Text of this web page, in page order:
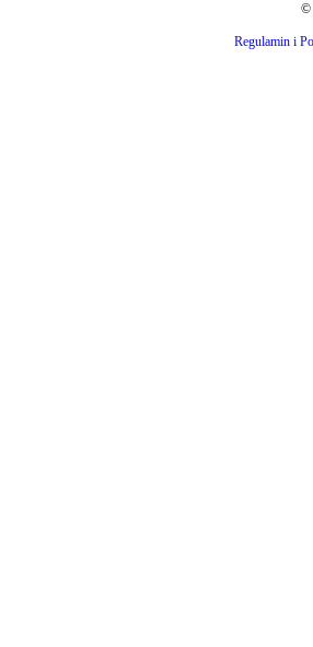
©
Regulamin i